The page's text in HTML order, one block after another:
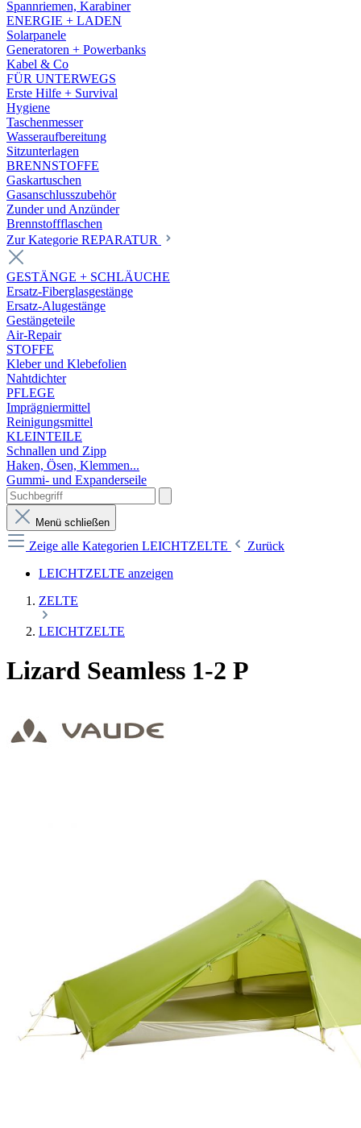
Spannriemen, Karabiner
ENERGIE + LADEN
Solarpanele
Generatoren + Powerbanks
Kabel & Co
FÜR UNTERWEGS
Erste Hilfe + Survival
Hygiene
Taschenmesser
Wasseraufbereitung
Sitzunterlagen
BRENNSTOFFE
Gaskartuschen
Gasanschlusszubehör
Zunder und Anzünder
Brennstoffflaschen
Zur Kategorie REPARATUR
GESTÄNGE + SCHLÄUCHE
Ersatz-Fiberglasgestänge
Ersatz-Alugestänge
Gestängeteile
Air-Repair
STOFFE
Kleber und Klebefolien
Nahtdichter
PFLEGE
Imprägniermittel
Reinigungsmittel
KLEINTEILE
Schnallen und Zipp
Haken, Ösen, Klemmen...
Gummi- und Expanderseile
Menü schließen
Zeige alle Kategorien LEICHTZELTE
Zurück
LEICHTZELTE anzeigen
ZELTE
LEICHTZELTE
Lizard Seamless 1-2 P